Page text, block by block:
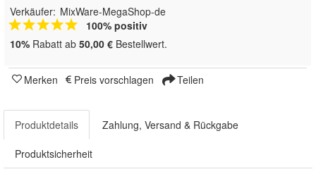
Verkäufer: MixWare-MegaShop-de
100% positiv
10% Rabatt ab 50,00 € Bestellwert.
Merken Preis vorschlagen Teilen
Produktdetails Zahlung, Versand & Rückgabe
Produktsicherheit